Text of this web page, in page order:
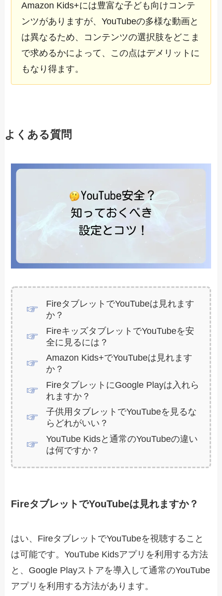
Amazon Kids+には豊富な子ども向けコンテ
ンツがありますが、YouTubeの多様な動画と
は異なるため、コンテンツの選択肢をどこま
で求めるかによって、この点はデメリットに
もなり得ます。
よくある質問
FireタブレットでYouTubeは見れます
か？
FireキッズタブレットでYouTubeを安
全に見るには？
Amazon Kids+でYouTubeは見れます
か？
FireタブレットにGoogle Playは入れら
れますか？
子供用タブレットでYouTubeを見るな
らどれがいい？
YouTube Kidsと通常のYouTubeの違い
は何ですか？
FireタブレットでYouTubeは見れますか？
はい、FireタブレットでYouTubeを視聴すること
は可能です。YouTube Kidsアプリを利用する方法
と、Google Playストアを導入して通常のYouTube
アプリを利用する方法があります。